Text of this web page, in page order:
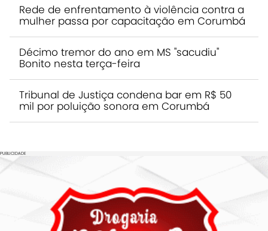
Rede de enfrentamento à violência contra a
mulher passa por capacitação em Corumbá
Décimo tremor do ano em MS "sacudiu"
Bonito nesta terça-feira
Tribunal de Justiça condena bar em R$ 50
mil por poluição sonora em Corumbá
PUBLICIDADE